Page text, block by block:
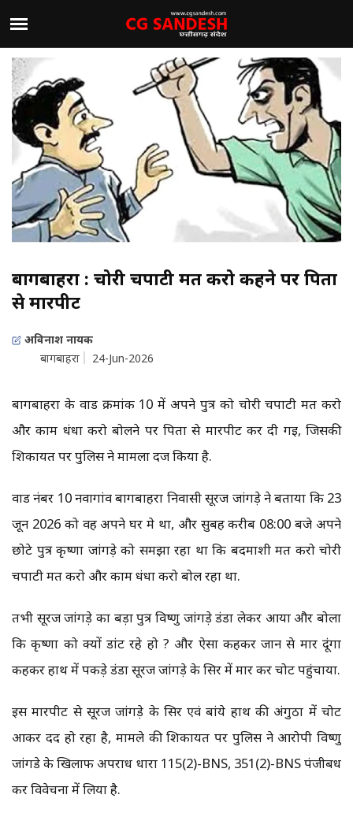
बागबाहरा : चोरी चपाटी मत करो कहने पर पिता
से मारपीट
अविनाश नायक
बागबाहरा
24-Jun-2026
बागबाहरा के वार्ड क्रमांक 10 में अपने पुत्र को चोरी चपाटी मत करो
और काम धंधा करो बोलने पर पिता से मारपीट कर दी गई, जिसकी
शिकायत पर पुलिस ने मामला दर्ज किया है.
वार्ड नंबर 10 नवागांव बागबाहरा निवासी सूरज जांगड़े ने बताया कि 23
जून 2026 को वह अपने घर मे था, और सुबह करीब 08:00 बजे अपने
छोटे पुत्र कृष्णा जांगड़े को समझा रहा था कि बदमाशी मत करो चोरी
चपाटी मत करो और काम धंधा करो बोल रहा था.
तभी सूरज जांगड़े का बड़ा पुत्र विष्णु जांगड़े डंडा लेकर आया और बोला
कि कृष्णा को क्यों डांट रहे हो ? और ऐसा कहकर जान से मार दूंगा
कहकर हाथ में पकड़े डंडा सूरज जांगड़े के सिर में मार कर चोट पहुंचाया.
इस मारपीट से सूरज जांगड़े के सिर एवं बांये हाथ की अंगुठा में चोट
आकर दर्द हो रहा है, मामले की शिकायत पर पुलिस ने आरोपी विष्णु
जांगडे के खिलाफ अपराध धारा 115(2)-BNS, 351(2)-BNS पंजीबध
कर विवेचना में लिया है.